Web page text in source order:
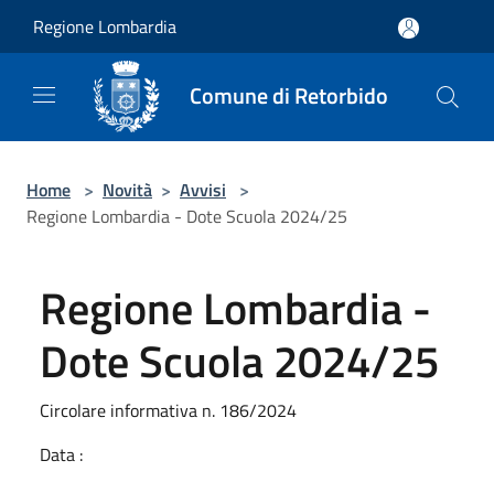
Regione Lombardia
Comune di Retorbido
Home > Novità > Avvisi >
Regione Lombardia - Dote Scuola 2024/25
Regione Lombardia -
Dote Scuola 2024/25
Circolare informativa n. 186/2024
Data :